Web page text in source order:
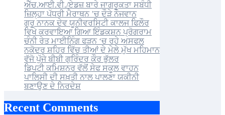
ਐੱਚ.ਆਈ.ਵੀ./ਏਡਜ਼ ਬਾਰੇ ਜਾਗਰੂਕਤਾ ਸਬੰਧੀ
ਜ਼ਿਲ੍ਹਾ ਪੱਧਰੀ ਮੈਰਾਥਨ ’ਚ ਦੌੜੇ ਨੌਜਵਾਨ
ਗੁਰੂ ਨਾਨਕ ਦੇਵ ਯੂਨੀਵਰਸਿਟੀ ਕਾਲਜ ਫਿਲੌਰ
ਵਿਖੇ ਕਰਵਾਇਆ ਗਿਆ ਇੰਡਕਸ਼ਨ ਪ੍ਰੋਗਰਾਮ
ਚੰਨੀ ਰੇਤ ਮਾਈਨਿੰਗ ਫੜਨ ‘ਚ ਰਹੇ ਅਸਫਲ
ਨਕੋਦਰ ਸ਼ਹਿਰ ਵਿੱਚ ਤੀਆਂ ਦੇ ਮੇਲੇ ਮੁੱਖ ਮਹਿਮਾਨ
ਵੱਜੋ ਪੁੱਜੇ ਬੀਬੀ ਗੁਰਿੰਦਰ ਕੌਰ ਭੁੱਲਰ
ਡਿਪਟੀ ਕਮਿਸ਼ਨਰ ਵੱਲੋਂ ਸੇਫ ਸਕੂਲ ਵਾਹਨ
ਪਾਲਿਸੀ ਦੀ ਸਖ਼ਤੀ ਨਾਲ ਪਾਲਣਾ ਯਕੀਨੀ
ਬਣਾਉਣ ਦੇ ਨਿਰਦੇਸ਼
Recent Comments